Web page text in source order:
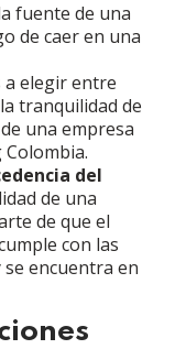
fuente de una
de caer en una
a elegir entre
tranquilidad de
una empresa
del
de una
de que el
con las
encuentra en